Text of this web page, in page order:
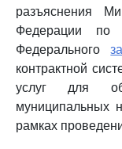
разъяснения
Федерации по
Федерального
контрактной
услуг для
муниципальных
рамках